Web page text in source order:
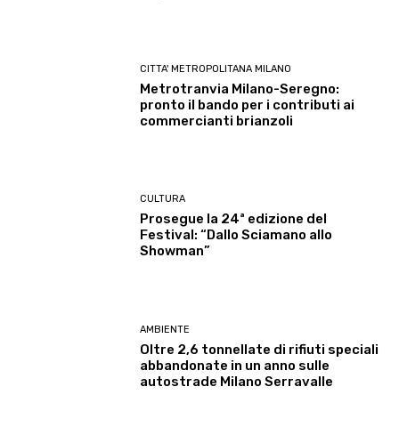
CITTA' METROPOLITANA MILANO
Metrotranvia Milano-Seregno:
pronto il bando per i contributi ai
commercianti brianzoli
CULTURA
Prosegue la 24ª edizione del
Festival: “Dallo Sciamano allo
Showman”
AMBIENTE
Oltre 2,6 tonnellate di rifiuti speciali
abbandonate in un anno sulle
autostrade Milano Serravalle